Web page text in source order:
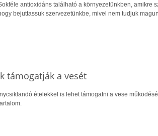
antioxidáns található a környezetünkben, amikre
bejuttassuk szervezetünkbe, mivel nem tudjuk
támogatják a vesét
ételekkel is lehet támogatni a vese